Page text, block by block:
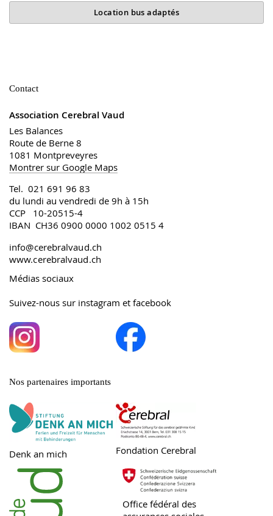
Location bus adaptés
Contact
Association Cerebral Vaud
Les Balances
Route de Berne 8
1081 Montpreveyres
Montrer sur Google Maps
Tel. 021 691 96 83
du lundi au vendredi de 9h à 15h
CCP 10-20515-4
IBAN CH36 0900 0000 1002 0515 4
info@cerebralvaud.ch
www.cerebralvaud.ch
Médias sociaux
Suivez-nous sur instagram et facebook
Nos partenaires importants
Denk an mich Fondation Cerebral
Office fédéral des